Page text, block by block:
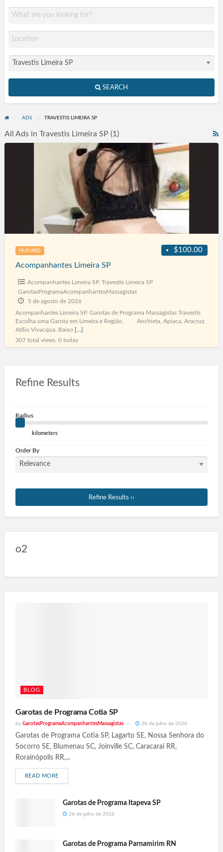
SEARCH
ADS TRAVESTIS LIMEIRA SP
All Ads in Travestis Limeira SP (1)
Acompanhantes
FEATURED $100.00
Acompanhantes Limeira SP
Acompanhantes Limeira SP, Travestis Limeira SP
GarotasProgramaAcompanhantesMassagistas
5 de agosto de 2026
Acompanhantes Limeira SP. Garotas de Programa Massagistas Travestis
Escolha uma Garota em Limeira e Região. Anchieta, Apiaca, Aracruz,
Atilio Vivacqua, Baixo […]
307 total views, 0 today
Refine Results
Radius
kilometers
Order By
Refine Results ››
o2
BLOG
Garotas de Programa Cotia SP
by GarotasProgramaAcompanhantesMassagistas 30 de julho de 2026
Garotas de Programa Cotia SP, Lagarto SE, Nossa Senhora do
Socorro SE, Blumenau SC, Joinville SC, Caracaraí RR,
Rorainópolis RR,...
READ MORE
Garotas de Programa Itapeva SP
26 de julho de 2026
Garotas de Programa Parnamirim RN